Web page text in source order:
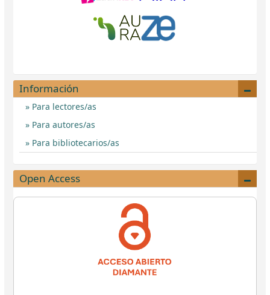
Información
Para lectores/as
Para autores/as
Para bibliotecarios/as
Open Access